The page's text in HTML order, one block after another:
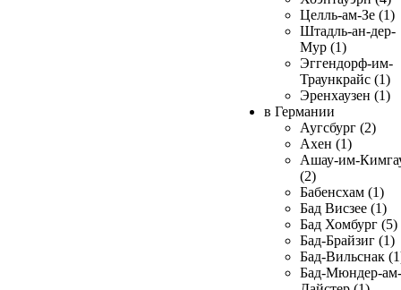
Целль-ам-Зе (1)
Штадль-ан-дер-
Мур (1)
Эггендорф-им-
Траункрайс (1)
Эренхаузен (1)
в Германии
Аугсбург (2)
Ахен (1)
Ашау-им-
(2)
Бабенсхам (1)
Бад Висзее (1)
Бад Хомбург (5)
Бад-Брайзиг (1)
Бад-Вильснак
Бад-Мюндер-ам-